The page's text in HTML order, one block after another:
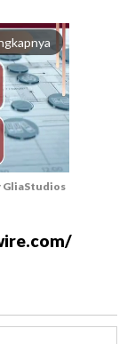
u
GliaStudios